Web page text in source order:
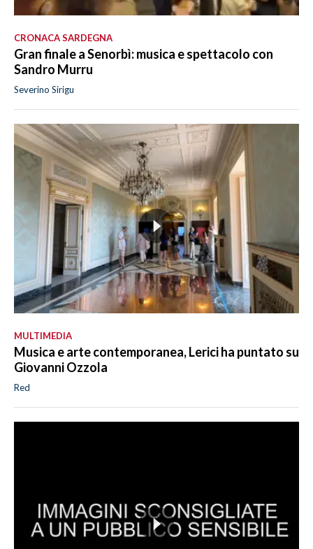
CRONACA SARDEGNA
Gran finale a Senorbì: musica e spettacolo con
Sandro Murru
Severino Sirigu
MULTIMEDIA
Musica e arte contemporanea, Lerici ha puntato su
Giovanni Ozzola
Red